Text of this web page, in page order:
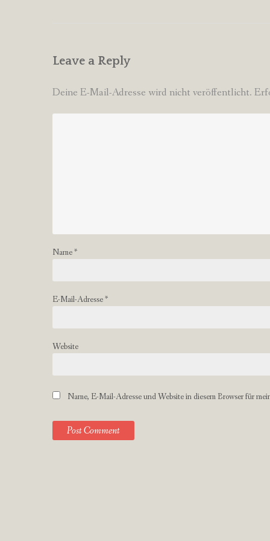
Leave a Reply
Deine E-Mail-Adresse wird nicht veröffentlicht.
Name*
E-Mail-Adresse*
Website
Name, E-Mail-Adresse und Website in diesem Browser für